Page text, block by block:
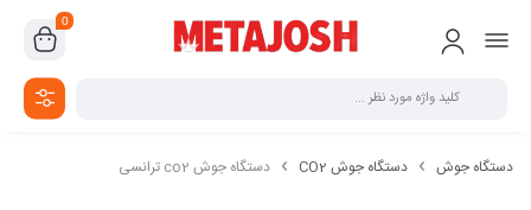
0
دستگاه جوش دستگاه جوش CO2 دستگاه جوش co2 ترانسی